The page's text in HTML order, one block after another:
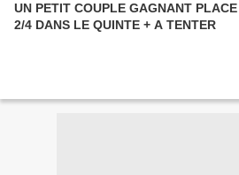
UN PETIT COUPLE GAGNANT PLACE
2/4 DANS LE QUINTE + A TENTER